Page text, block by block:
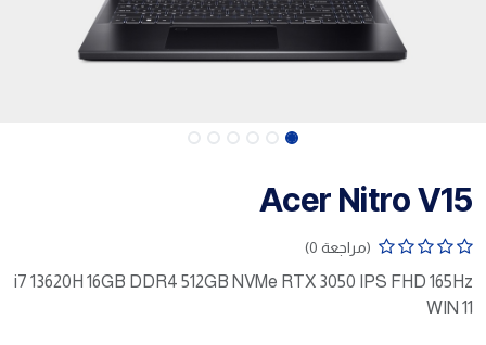
Acer Nitro V15
(مراجعة 0)
i7 13620H 16GB DDR4 512GB NVMe RTX 3050 IPS FHD 165Hz
WIN 11